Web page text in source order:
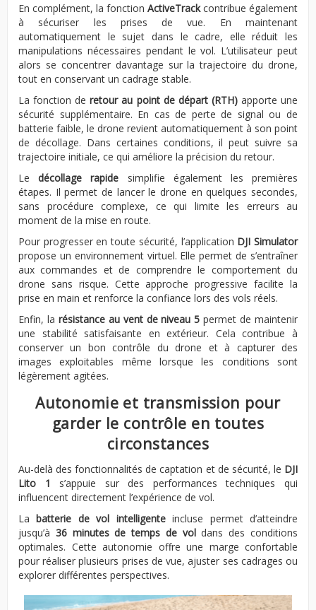
En complément, la fonction ActiveTrackcontribue également
à sécuriser les prises de vue. En maintenant
automatiquement le sujet dans le cadre, elle réduit les
manipulations nécessaires pendant le vol. L’utilisateur peut
alors se concentrer davantage sur la trajectoire du drone,
tout en conservant un cadrage stable.
La fonction deretour au point de départ (RTH)apporte une
sécurité supplémentaire. En cas de perte de signal ou de
batterie faible, le drone revient automatiquement à son point
de décollage. Dans certaines conditions, il peut suivre sa
trajectoire initiale, ce qui améliore la précision du retour.
Ledécollage rapide simplifie également les premières
étapes. Il permet de lancer le drone en quelques secondes,
sans procédure complexe, ce qui limite les erreurs au
moment de la mise en route.
Pour progresser en toute sécurité, l’application DJI Simulator
propose un environnement virtuel. Elle permet de s’entraîner
aux commandes et de comprendre le comportement du
drone sans risque. Cette approche progressive facilite la
prise en main et renforce la confiance lors des vols réels.
Enfin, la résistance au vent de niveau 5 permet de maintenir
une stabilité satisfaisante en extérieur. Cela contribue à
conserver un bon contrôle du drone et à capturer des
images exploitables même lorsque les conditions sont
légèrement agitées.
Autonomie et transmission pour
garder le contrôle en toutes
circonstances
Au-delà des fonctionnalités de captation et de sécurité, le DJI
Lito 1 s’appuie sur des performances techniques qui
influencent directement l’expérience de vol.
La batterie de vol intelligenteincluse permet d’atteindre
jusqu’à 36 minutes de temps de voldans des conditions
optimales. Cette autonomie offre une marge confortable
pour réaliser plusieurs prises de vue, ajuster ses cadrages ou
explorer différentes perspectives.